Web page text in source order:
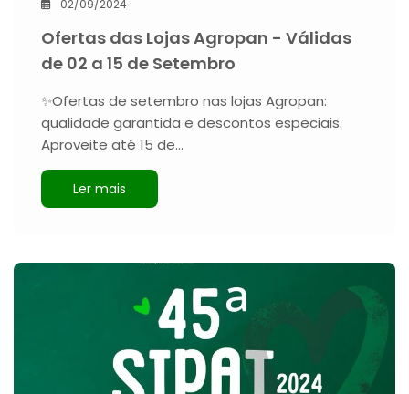
02/09/2024
Ofertas das Lojas Agropan - Válidas
de 02 a 15 de Setembro
✨Ofertas de setembro nas lojas Agropan:
qualidade garantida e descontos especiais.
Aproveite até 15 de…
Ler mais